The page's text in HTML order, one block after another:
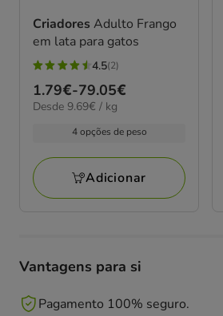
Criadores Adulto Frango
em lata para gatos
4.5
estrelas
com
4.5(2)
Preço
de
79.05€
1.79€-79.05€
9.69€
Desde 9.69€ / kg
4 opções de peso
Adicionar
Vantagens para si
Pagamento 100% seguro.